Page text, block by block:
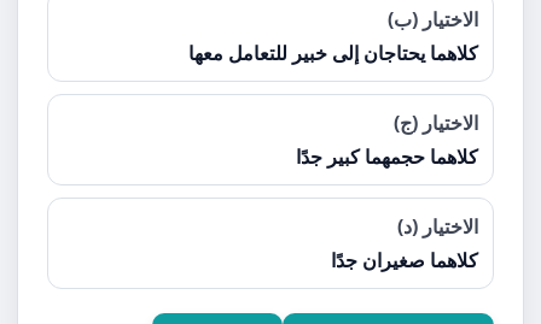
الاختيار (ب)
كلاهما يحتاجان إلى خبير للتعامل معها
الاختيار (ج)
كلاهما حجمهما كبير جدًا
الاختيار (د)
كلاهما صغيران جدًا